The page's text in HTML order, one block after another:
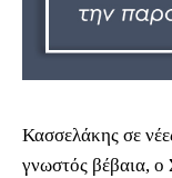
Κασσελάκης σε
γνωστός βέβαια, ο